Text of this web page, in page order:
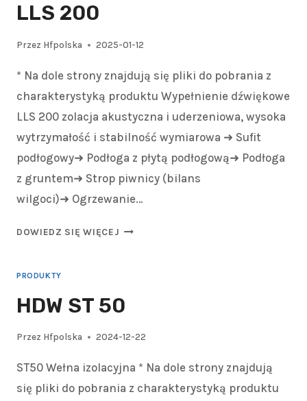
LLS 200
Przez Hfpolska 2025-01-12
* Na dole strony znajdują się pliki do pobrania z
charakterystyką produktu Wypełnienie dźwiękowe
LLS 200 zolacja akustyczna i uderzeniowa, wysoka
wytrzymałość i stabilność wymiarowa ➜ Sufit
podłogowy➜ Podłoga z płytą podłogową➜ Podłoga
z gruntem➜ Strop piwnicy (bilans
wilgoci)➜ Ogrzewanie…
DOWIEDZ SIĘ WIĘCEJ
PRODUKTY
HDW ST 50
Przez Hfpolska 2024-12-22
ST50 Wełna izolacyjna * Na dole strony znajdują
się pliki do pobrania z charakterystyką produktu